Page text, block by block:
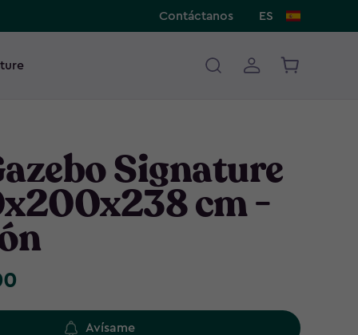
Contáctanos ES
Signature
cm -
Avísame